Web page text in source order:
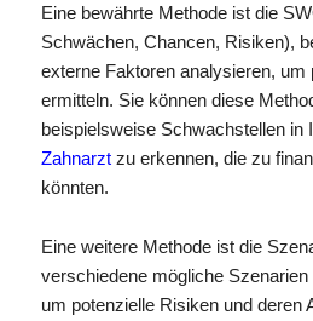
Eine bewährte Methode ist die
Schwächen, Chancen, Risiken),
externe Faktoren analysieren, um
ermitteln. Sie können diese
beispielsweise Schwachstellen in
Zahnarztzu erkennen, die zu
könnten.
Eine weitere Methode ist die
verschiedene mögliche
um potenzielle Risiken und deren